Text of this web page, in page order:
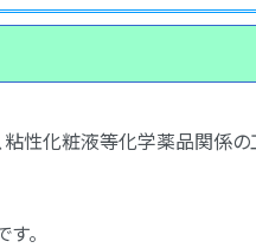
性化粧液等化学薬品関係
。